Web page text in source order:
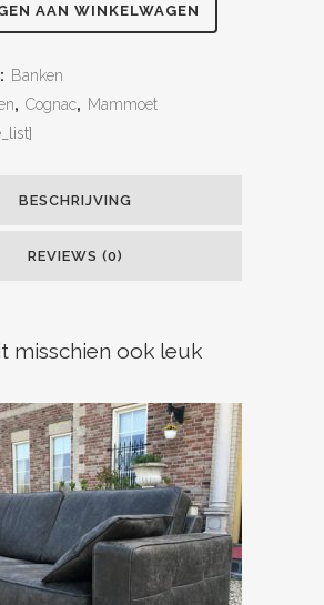
AAN WINKELWAGEN
Banken
, Cognac, Mammoet
BESCHRIJVING
REVIEWS (0)
misschien ook leuk